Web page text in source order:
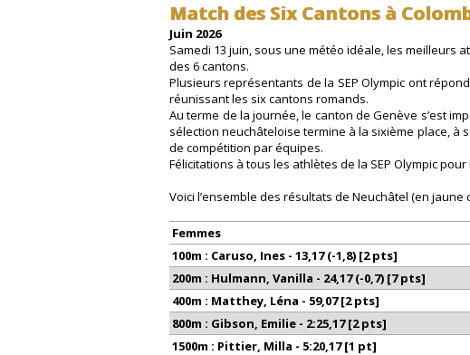
Match des Six Cantons à
Juin 2026
Samedi 13 juin, sous une météo idéale, les meilleurs
des 6 cantons.
Plusieurs représentants de la SEP Olympic ont
réunissant les six cantons romands.
Au terme de la journée, le canton de Genève s’est
sélection neuchâteloise termine à la sixième place, à
de compétition par équipes.
Félicitations à tous les athlètes de la SEP Olympic
Voici l’ensemble des résultats de Neuchâtel (en jaune
Femmes
100m : Caruso, Ines - 13,17 (-1,8) [2 pts]
200m : Hulmann, Vanilla - 24,17 (-0,7) [7 pts]
400m : Matthey, Léna - 59,07 [2 pts]
800m : Gibson, Emilie - 2:25,17 [2 pts]
1500m : Pittier, Milla - 5:20,17 [1 pt]